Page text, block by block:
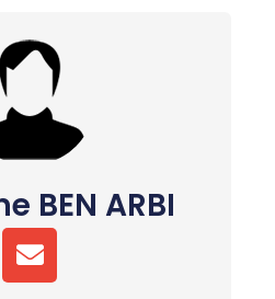
L
O
E
BEN ARBI
E
N